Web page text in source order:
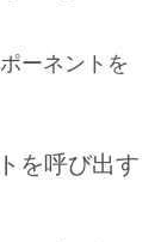
ーネントを
を呼び出す